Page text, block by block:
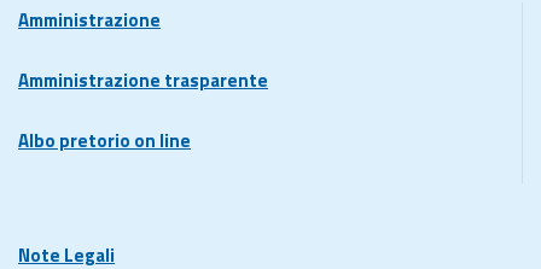
Amministrazione
Amministrazione trasparente
Albo pretorio on line
Note Legali